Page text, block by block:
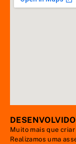
Muito mais que
Realizamos uma